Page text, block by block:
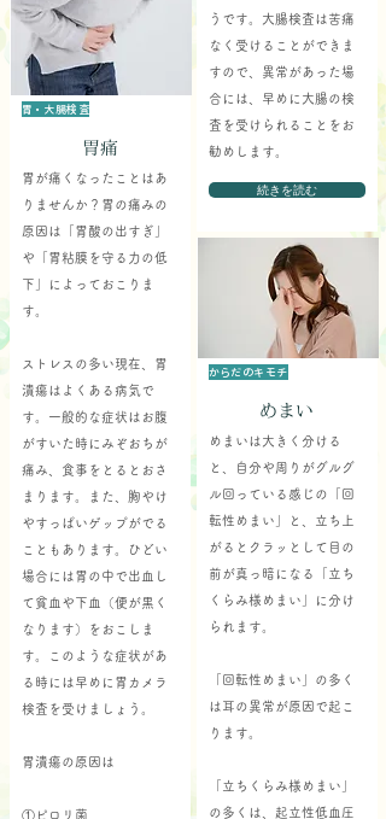
胃・大腸検査
胃痛
胃が痛くなったことはあ
りませんか？胃の痛みの
原因は「胃酸の出すぎ」
や「胃粘膜を守る力の低
下」によっておこりま
す。
ストレスの多い現在、胃
潰瘍はよくある病気で
す。一般的な症状はお腹
がすいた時にみぞおちが
痛み、食事をとるとおさ
まります。また、胸やけ
やすっぱいゲップがでる
こともあります。ひどい
場合には胃の中で出血し
て貧血や下血（便が黒く
なります）をおこしま
す。このような症状があ
る時には早めに胃カメラ
検査を受けましょう。
胃潰瘍の原因は
①ピロリ菌
うです。大腸検査は苦痛
なく受けることができま
すので、異常があった場
合には、早めに大腸の検
査を受けられることをお
勧めします。
続きを読む
からだのキモチ
めまい
めまいは大きく分ける
と、自分や周りがグルグ
ル回っている感じの「回
転性めまい」と、立ち上
がるとクラッとして目の
前が真っ暗になる「立ち
くらみ様めまい」に分け
られます。
「回転性めまい」の多く
は耳の異常が原因で起こ
ります。
「立ちくらみ様めまい」
の多くは、起立性低血圧